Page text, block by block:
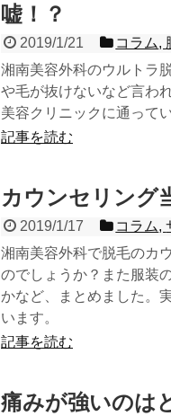
嘘！？
2019/1/21 コラム,
湘南美容外科のウルトラ
や毛が抜けないなど言わ
美容クリニックに通って
記事を読む
カウンセリング
2019/1/17 コラム,
湘南美容外科で脱毛のカ
のでしょうか？また服装
かなど、まとめました。
います。
記事を読む
痛みが強いのは